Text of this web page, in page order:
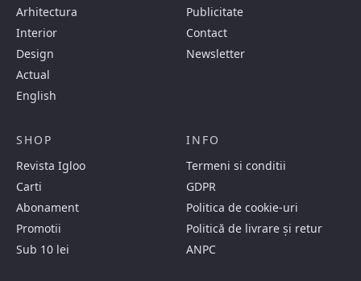
Arhitectura
Interior
Design
Actual
English
Publicitate
Contact
Newsletter
SHOP
Revista Igloo
Carti
Abonament
Promotii
Sub 10 lei
INFO
Termeni si conditii
GDPR
Politica de cookie-uri
Politică de livrare și retur
ANPC